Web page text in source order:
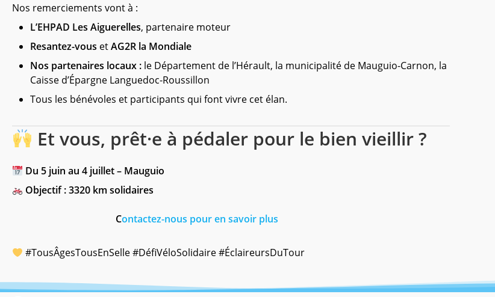
Nos remerciements vont à :
L’EHPAD Les Aiguerelles, partenaire moteur
Resantez-vous etAG2R la Mondiale
Nos partenaires locaux : le Département de l’Hérault, la municipalité de Mauguio-Carnon, la
Caisse d’Épargne Languedoc-Roussillon
Tous les bénévoles et participants qui font vivre cet élan.
Et vous, prêt·e à pédaler pour le bien vieillir ?
Du 5 juin au 4 juillet – Mauguio
Objectif : 3320 km solidaires
Contactez-nous pour en savoir plus
#TousÂgesTousEnSelle #DéfiVéloSolidaire #ÉclaireursDuTour